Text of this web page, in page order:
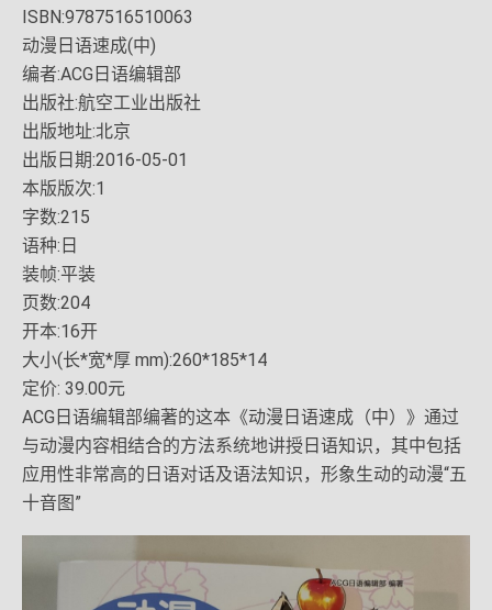
ISBN:9787516510063
动漫日语速成(中)
编者:ACG日语编辑部
出版社:航空工业出版社
出版地址:北京
出版日期:2016-05-01
本版版次:1
字数:215
语种:日
装帧:平装
页数:204
开本:16开
大小(长*宽*厚 mm):260*185*14
定价: 39.00元
ACG日语编辑部编著的这本《动漫日语速成（中）》通过
与动漫内容相结合的方法系统地讲授日语知识，其中包括
应用性非常高的日语对话及语法知识，形象生动的动漫“五
十音图”